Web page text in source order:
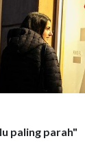
paling parah"